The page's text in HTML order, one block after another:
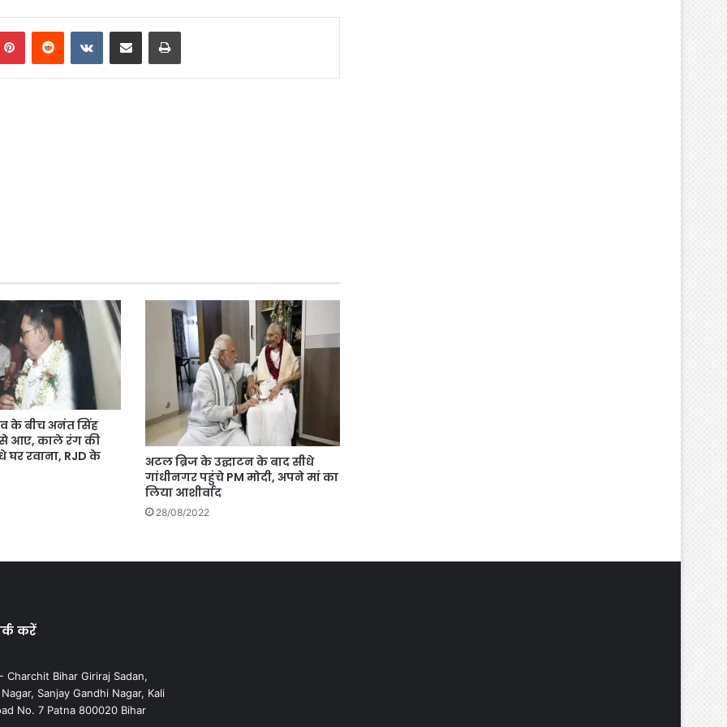
PinterestReddit VKontakteShare via Email Print
के बीच अनंत सिंह
आए, काले रंग की
घर रवाना, RJD के
अटल ब्रिज के उद्घाटन के बाद सीधे
गांधीनगर पहुंचे PM मोदी, अपने मां का
लिया आशीर्वाद
28/08/2022
करें
Charchit Bihar Giriraj Sadan,
Sanjay Gandhi Nagar, Kali
No. 7 Patna 800020 Bihar